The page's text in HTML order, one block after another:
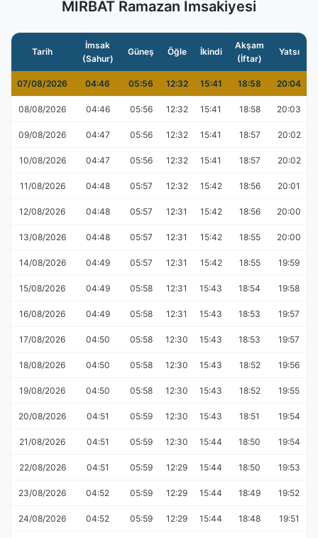
MIRBAT Ramazan İmsakiyesi
Tarih
İmsak
(Sahur)
Güneş Öğle İkindi
Akşam
(İftar)
Yatsı
07/08/2026 04:46 05:56 12:32 15:41 18:58 20:04
08/08/2026 04:46 05:56 12:32 15:41 18:58 20:03
09/08/2026 04:47 05:56 12:32 15:41 18:57 20:02
10/08/2026 04:47 05:56 12:32 15:41 18:57 20:02
11/08/2026 04:48 05:57 12:32 15:42 18:56 20:01
12/08/2026 04:48 05:57 12:31 15:42 18:56 20:00
13/08/2026 04:48 05:57 12:31 15:42 18:55 20:00
14/08/2026 04:49 05:57 12:31 15:42 18:55 19:59
15/08/2026 04:49 05:58 12:31 15:43 18:54 19:58
16/08/2026 04:49 05:58 12:31 15:43 18:53 19:57
17/08/2026 04:50 05:58 12:30 15:43 18:53 19:57
18/08/2026 04:50 05:58 12:30 15:43 18:52 19:56
19/08/2026 04:50 05:58 12:30 15:43 18:52 19:55
20/08/2026 04:51 05:59 12:30 15:43 18:51 19:54
21/08/2026 04:51 05:59 12:30 15:44 18:50 19:54
22/08/2026 04:51 05:59 12:29 15:44 18:50 19:53
23/08/2026 04:52 05:59 12:29 15:44 18:49 19:52
24/08/2026 04:52 05:59 12:29 15:44 18:48 19:51